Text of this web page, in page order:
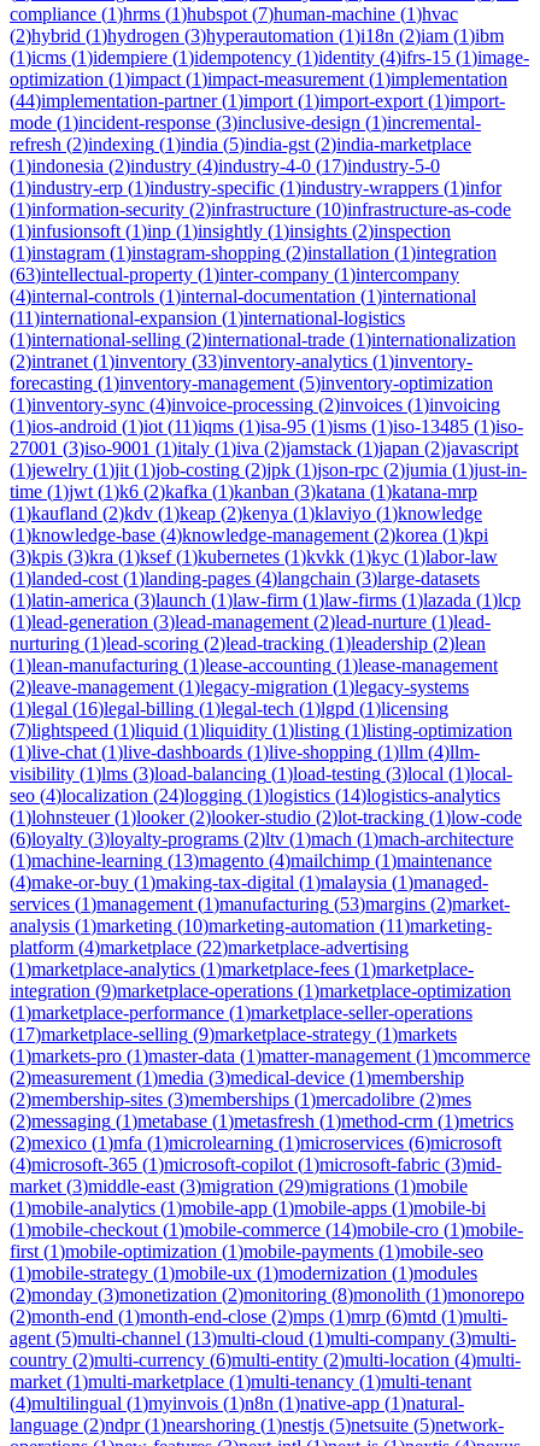
compliance (1)hrms (1)hubspot (7)human-machine (1)hvac
(2)hybrid (1)hydrogen (3)hyperautomation (1)i18n (2)iam (1)ibm
(1)icms (1)idempiere (1)idempotency (1)identity (4)ifrs-15 (1)image-
optimization (1)impact (1)impact-measurement (1)implementation
(44)implementation-partner(1)import (1)import-export (1)import-
mode (1)incident-response (3)inclusive-design (1)incremental-
refresh (2)indexing (1)india (5)india-gst (2)india-marketplace
(1)indonesia (2)industry (4)industry-4-0 (17)industry-5-0
(1)industry-erp (1)industry-specific (1)industry-wrappers (1)infor
(1)information-security (2)infrastructure (10)infrastructure-as-code
(1)infusionsoft (1)inp (1)insightly (1)insights (2)inspection
(1)instagram (1)instagram-shopping (2)installation (1)integration
(63)intellectual-property (1)inter-company (1)intercompany
(4)internal-controls (1)internal-documentation (1)international
(11)international-expansion (1)international-logistics
(1)international-selling (2)international-trade (1)internationalization
(2)intranet (1)inventory (33)inventory-analytics (1)inventory-
forecasting (1)inventory-management (5)inventory-optimization
(1)inventory-sync (4)invoice-processing (2)invoices (1)invoicing
(1)ios-android (1)iot (11)iqms (1)isa-95 (1)isms (1)iso-13485 (1)iso-
27001 (3)iso-9001 (1)italy (1)iva (2)jamstack (1)japan (2)javascript
(1)jewelry (1)jit (1)job-costing (2)jpk (1)json-rpc (2)jumia (1)just-in-
time (1)jwt (1)k6 (2)kafka (1)kanban (3)katana (1)katana-mrp
(1)kaufland (2)kdv (1)keap (2)kenya (1)klaviyo (1)knowledge
(1)knowledge-base (4)knowledge-management (2)korea (1)kpi
(3)kpis (3)kra (1)ksef(1)kubernetes (1)kvkk (1)kyc (1)labor-law
(1)landed-cost (1)landing-pages (4)langchain (3)large-datasets
(1)latin-america (3)launch (1)law-firm (1)law-firms (1)lazada (1)lcp
(1)lead-generation (3)lead-management (2)lead-nurture (1)lead-
nurturing (1)lead-scoring (2)lead-tracking (1)leadership (2)lean
(1)lean-manufacturing (1)lease-accounting (1)lease-management
(2)leave-management (1)legacy-migration (1)legacy-systems
(1)legal (16)legal-billing (1)legal-tech (1)lgpd (1)licensing
(7)lightspeed (1)liquid (1)liquidity (1)listing (1)listing-optimization
(1)live-chat (1)live-dashboards (1)live-shopping (1)llm (4)llm-
visibility (1)lms (3)load-balancing (1)load-testing (3)local (1)local-
seo (4)localization (24)logging (1)logistics (14)logistics-analytics
(1)lohnsteuer(1)looker(2)looker-studio (2)lot-tracking (1)low-code
(6)loyalty (3)loyalty-programs (2)ltv (1)mach (1)mach-architecture
(1)machine-learning (13)magento (4)mailchimp (1)maintenance
(4)make-or-buy (1)making-tax-digital (1)malaysia (1)managed-
services (1)management (1)manufacturing (53)margins (2)market-
analysis (1)marketing (10)marketing-automation (11)marketing-
platform (4)marketplace (22)marketplace-advertising
(1)marketplace-analytics (1)marketplace-fees (1)marketplace-
integration (9)marketplace-operations (1)marketplace-optimization
(1)marketplace-performance (1)marketplace-seller-operations
(17)marketplace-selling (9)marketplace-strategy (1)markets
(1)markets-pro (1)master-data (1)matter-management (1)mcommerce
(2)measurement (1)media (3)medical-device (1)membership
(2)membership-sites (3)memberships (1)mercadolibre (2)mes
(2)messaging (1)metabase (1)metasfresh (1)method-crm (1)metrics
(2)mexico (1)mfa (1)microlearning (1)microservices (6)microsoft
(4)microsoft-365 (1)microsoft-copilot (1)microsoft-fabric (3)mid-
market (3)middle-east (3)migration (29)migrations (1)mobile
(1)mobile-analytics (1)mobile-app (1)mobile-apps (1)mobile-bi
(1)mobile-checkout (1)mobile-commerce (14)mobile-cro (1)mobile-
first (1)mobile-optimization (1)mobile-payments (1)mobile-seo
(1)mobile-strategy (1)mobile-ux (1)modernization (1)modules
(2)monday (3)monetization (2)monitoring (8)monolith (1)monorepo
(2)month-end (1)month-end-close (2)mps (1)mrp (6)mtd (1)multi-
agent (5)multi-channel (13)multi-cloud (1)multi-company (3)multi-
country (2)multi-currency (6)multi-entity (2)multi-location (4)multi-
market (1)multi-marketplace (1)multi-tenancy (1)multi-tenant
(4)multilingual (1)myinvois (1)n8n (1)native-app (1)natural-
language (2)ndpr(1)nearshoring (1)nestjs (5)netsuite (5)network-